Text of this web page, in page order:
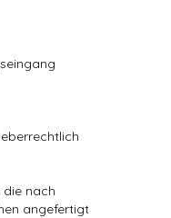
die nach
angefertigt